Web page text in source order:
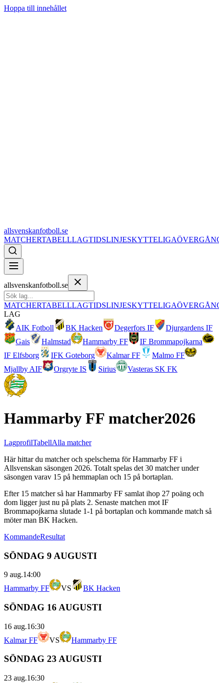
Hoppa till innehållet
allsvenskanfotboll.se
MATCHERTABELLLAGTIDSLINJESKYTTELIGA
allsvenskanfotboll.se
MATCHERTABELLLAGTIDSLINJESKYTTELIGA
LAG
AIK Fotboll
BK Hacken Degerfors IF
Djurgardens IF
Gais
Halmstad Hammarby FF
IF Brommapojkarna
IF Elfsborg
IFK Goteborg Kalmar FF
Malmo FF
Mjallby AIF
Orgryte IS Sirius Vasteras SK FK
Hammarby FF matcher2026
LagprofilTabellAlla matcher
Här hittar du matcher och spelschema förHammarby FF i
Allsvenskan säsongen 2026. Totalt spelas det 30 matcher under
säsongen varav 15 på hemmaplan och 15 på bortaplan.
Efter 15 matcher så harHammarby FF samlat ihop 27 poäng och
dom ligger just nu på plats 2. Senaste matchen mot IF
Brommapojkarna slutade 1-1 på bortaplan och kommande match så
möter man BK Hacken.
KommandeResultat
SÖNDAG 9 AUGUSTI
9 aug.14:00
Hammarby FF
VS BK Hacken
SÖNDAG 16 AUGUSTI
16 aug.16:30
Kalmar FF
VS Hammarby FF
SÖNDAG 23 AUGUSTI
23 aug.16:30